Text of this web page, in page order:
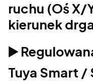
ruchu (Oś X/
kierunek
▶️
Tuya Smart /